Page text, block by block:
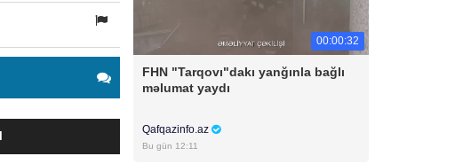
00:00:32
FHN "Tarqovı"dakı yanğınla bağlı
məlumat yaydı
Qafqazinfo.az
Bu gün 12:11